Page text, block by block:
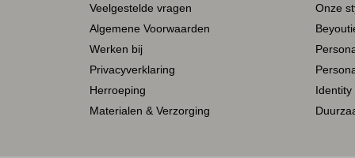
Veelgestelde vragen
Algemene Voorwaarden
Werken bij
Privacyverklaring
Herroeping
Materialen & Verzorging
Onze
Identity